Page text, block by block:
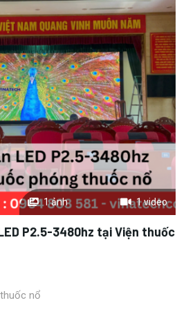
1 ảnh 1 video
P2.5-3480hz tại Viện thuốc
nổ